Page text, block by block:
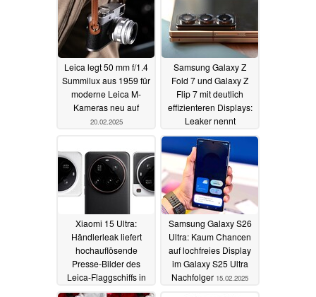
Leica legt 50 mm f/1.4
Summilux aus 1959 für
moderne Leica M-
Kameras neu auf
20.02.2025
Samsung Galaxy Z
Fold 7 und Galaxy Z
Flip 7 mit deutlich
effizienteren Displays:
Leaker nennt
Schwerpunkte und
Features
16.02.2025
Xiaomi 15 Ultra:
Händlerleak liefert
hochauflösende
Presse-Bilder des
Leica-Flaggschiffs in
allen Farben und mehr
Samsung Galaxy S26
Ultra: Kaum Chancen
auf lochfreies Display
im Galaxy S25 Ultra
Nachfolger 15.02.2025